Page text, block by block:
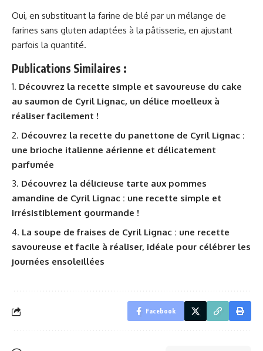
Oui, en substituant la farine de blé par un mélange de
farines sans gluten adaptées à la pâtisserie, en ajustant
parfois la quantité.
Publications Similaires :
Découvrez la recette simple et savoureuse du cake
au saumon de Cyril Lignac, un délice moelleux à
réaliser facilement !
Découvrez la recette du panettone de Cyril Lignac :
une brioche italienne aérienne et délicatement
parfumée
Découvrez la délicieuse tarte aux pommes
amandine de Cyril Lignac : une recette simple et
irrésistiblement gourmande !
La soupe de fraises de Cyril Lignac : une recette
savoureuse et facile à réaliser, idéale pour célébrer les
journées ensoleillées
Facebook